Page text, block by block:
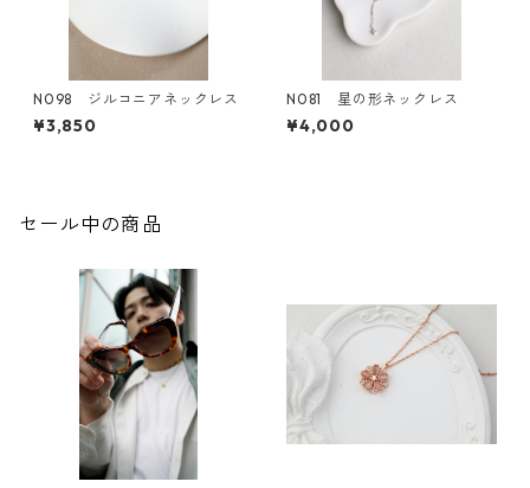
N098 ジルコニアネックレス
¥3,850
N081 星の形ネックレス
¥4,000
セール中の商品